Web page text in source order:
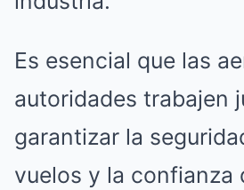
Es esencial que las
autoridades trabajen
garantizar la
vuelos y la confianza